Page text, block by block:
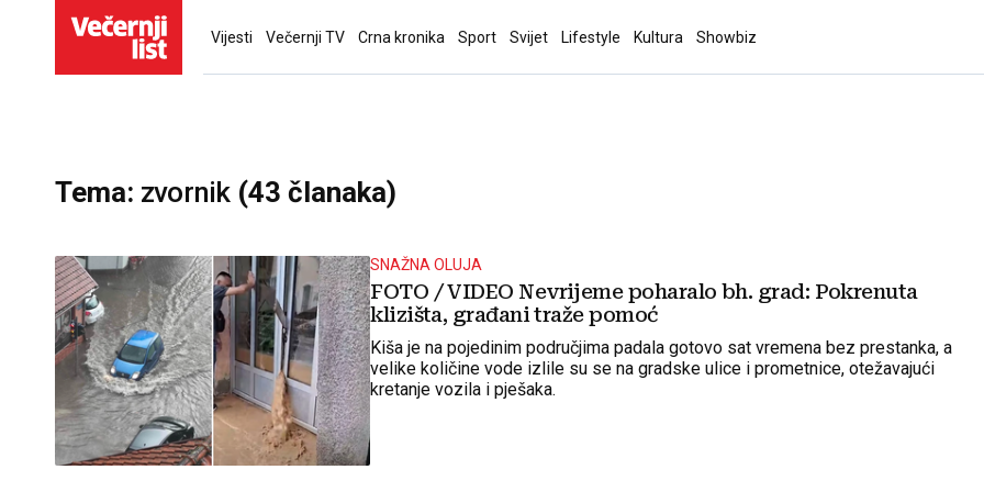
Vijesti Večernji TV Crna kronika Sport Svijet Lifestyle Kultura Showbiz
Tema: zvornik(43 članaka)
SNAŽNA OLUJA
FOTO / VIDEO Nevrijeme poharalo bh. grad: Pokrenuta
klizišta, građani traže pomoć
Kiša je na pojedinim područjima padala gotovo sat vremena bez prestanka, a
velike količine vode izlile su se na gradske ulice i prometnice, otežavajući
kretanje vozila i pješaka.